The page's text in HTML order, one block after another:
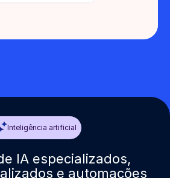
Inteligência artificial
IA especializados,
e automações